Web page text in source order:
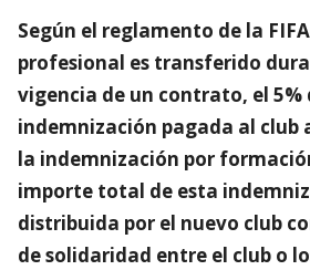
Según el reglamento de la
profesional es transferido
vigencia de un contrato, el 5%
indemnización pagada al club
la indemnización por
importe total de esta
distribuida por el nuevo club
de solidaridad entre el club o